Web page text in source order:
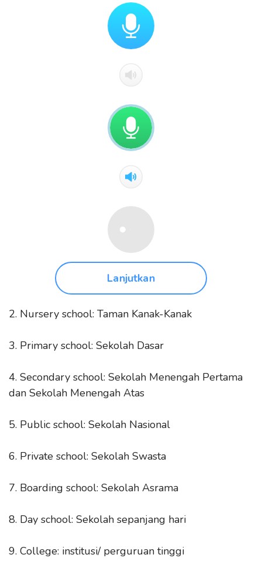
Lanjutkan
2. Nursery school: Taman Kanak-Kanak
3. Primary school: Sekolah Dasar
4. Secondary school: Sekolah Menengah Pertama
dan Sekolah Menengah Atas
5. Public school: Sekolah Nasional
6. Private school: Sekolah Swasta
7. Boarding school: Sekolah Asrama
8. Day school: Sekolah sepanjang hari
9. College: institusi/ perguruan tinggi